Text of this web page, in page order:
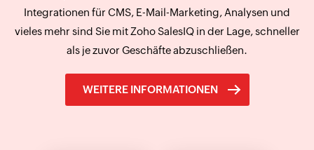
Integrationen für CMS, E-Mail-Marketing, Analysen und
vieles mehr sind Sie mit Zoho SalesIQ in der Lage, schneller
als je zuvor Geschäfte abzuschließen.
WEITERE INFORMATIONEN